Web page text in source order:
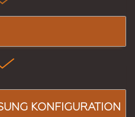
KONFIGURATION